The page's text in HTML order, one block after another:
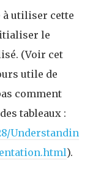
à utiliser cette
le
(Voir cet
utile de
comment
tableaux :
Understandin
).